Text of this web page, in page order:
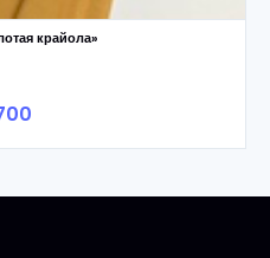
крайола»